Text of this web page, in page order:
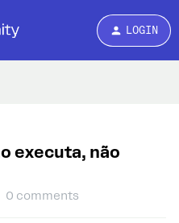
LOGIN
executa, não
0 comments